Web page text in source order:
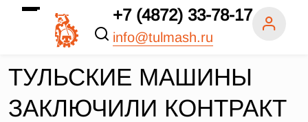
+7 (4872) 33-78-17
info@tulmash.ru
ТУЛЬСКИЕ МАШИНЫ
ЗАКЛЮЧИЛИ КОНТРАКТ